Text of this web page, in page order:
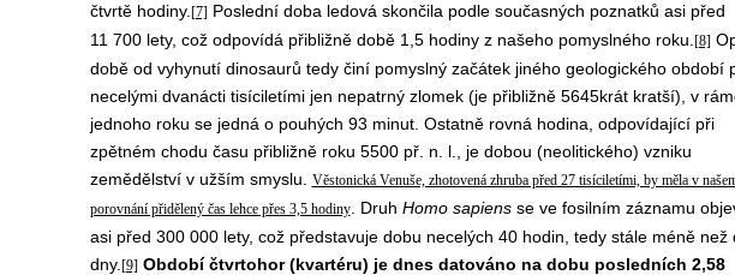
čtvrtě hodiny. [7]Poslední doba ledová skončila podle současných poznatků asi před
11 700 lety, což odpovídá přibližně době 1,5 hodiny z našeho pomyslného roku. [8]
době od vyhynutí dinosaurů tedy činí pomyslný začátek jiného geologického období
necelými dvanácti tisíciletími jen nepatrný zlomek (je přibližně 5645krát kratší), v
jednoho roku se jedná o pouhých 93 minut. Ostatně rovná hodina, odpovídající při
zpětném chodu času přibližně roku 5500 př. n. l., je dobou (neolitického) vzniku
zemědělství v užším smyslu.
Věstonická Venuše, zhotovená zhruba před 27 tisíciletími, by měla v
porovnání přidělený čas lehce přes 3,5 hodiny. Druh Homo sapiensse ve fosilním záznamu
asi před 300 000 lety, což představuje dobu necelých 40 hodin, tedy stále méně než
dny. [9] Období čtvrtohor (kvartéru) je dnes datováno na dobu posledních 2,58